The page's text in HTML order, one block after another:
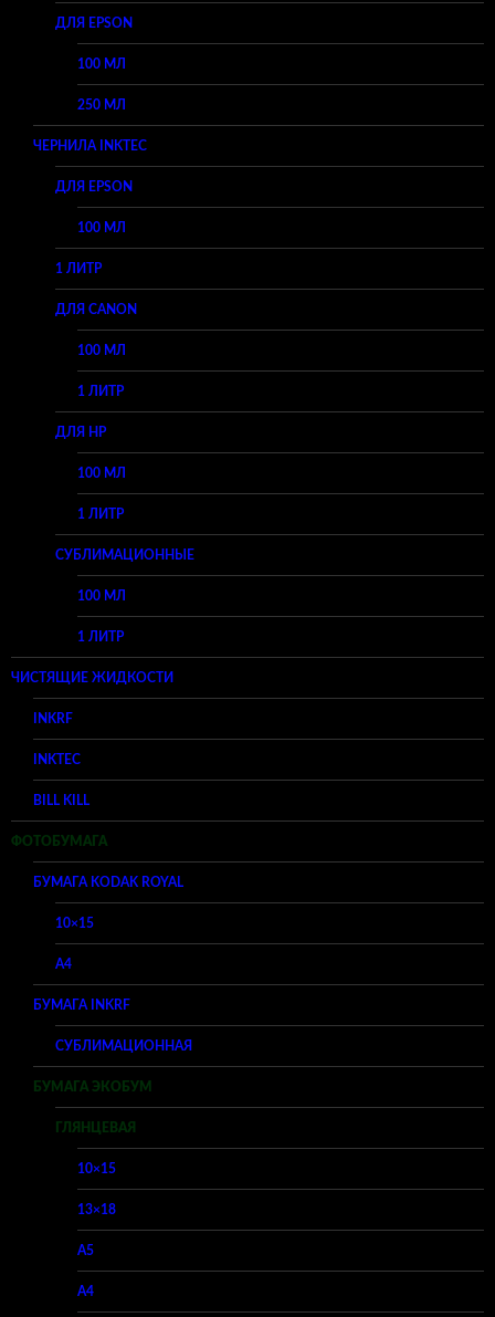
ДЛЯ EPSON
100 МЛ
250 МЛ
ЧЕРНИЛА INKTEC
ДЛЯ EPSON
100 МЛ
1 ЛИТР
ДЛЯ CANON
100 МЛ
1 ЛИТР
ДЛЯ HP
100 МЛ
1 ЛИТР
СУБЛИМАЦИОННЫЕ
100 МЛ
1 ЛИТР
ЧИСТЯЩИЕ ЖИДКОСТИ
INKRF
INKTEC
BILL KILL
ФОТОБУМАГА
БУМАГА KODAK ROYAL
10×15
A4
БУМАГА INKRF
СУБЛИМАЦИОННАЯ
БУМАГА ЭКОБУМ
ГЛЯНЦЕВАЯ
10×15
13×18
A5
A4